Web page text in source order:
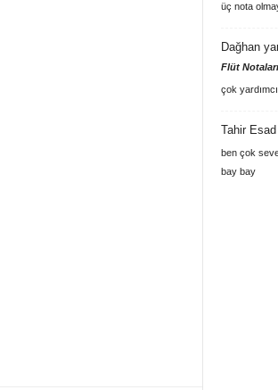
üç nota
Dağhan
Flüt Notaları
çok
Tahir Esad
ben çok
bay bay